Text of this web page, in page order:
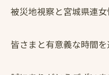
被災地視察と宮城県連
皆さまと有意義な時間を